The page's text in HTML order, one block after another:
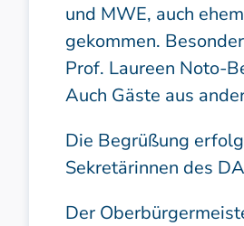
und MWE, auch
gekommen.
Prof. Laureen Noto-
Auch Gäste aus
Die Begrüßung
Sekretärinnen des
Der